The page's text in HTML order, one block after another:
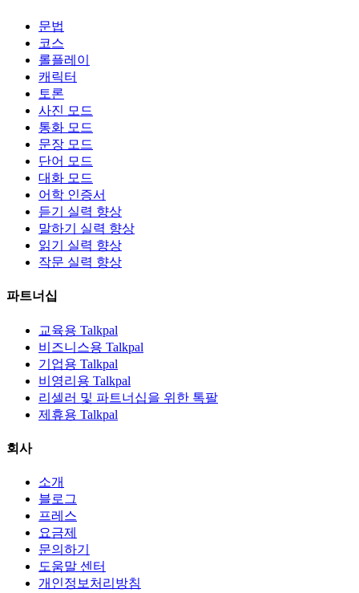
문법
코스
롤플레이
캐릭터
토론
사진 모드
통화 모드
문장 모드
단어 모드
대화 모드
어학 인증서
듣기 실력 향상
말하기 실력 향상
읽기 실력 향상
작문 실력 향상
파트너십
교육용 Talkpal
비즈니스용 Talkpal
기업용 Talkpal
비영리용 Talkpal
리셀러 및 파트너십을 위한 톡팔
제휴용 Talkpal
회사
소개
블로그
프레스
요금제
문의하기
도움말 센터
개인정보처리방침